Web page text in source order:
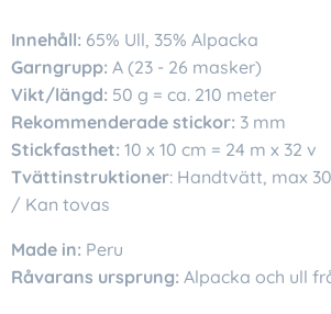
Innehåll: 65% Ull, 35% Alpacka
Garngrupp: A (23 - 26 masker)
Vikt/längd: 50 g = ca. 210 meter
Rekommenderade stickor: 3 mm
Stickfasthet: 10 x 10 cm = 24 m x 32 v
Tvättinstruktioner: Handtvätt, max
/ Kan tovas
Made in: Peru
Råvarans ursprung: Alpacka och ull